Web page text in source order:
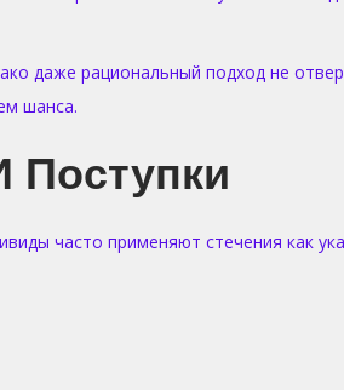
даже рациональный подход не
шанса.
Поступки
часто применяют стечения как